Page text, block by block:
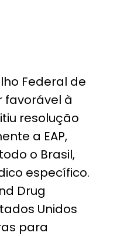
Federal de
favorável à
resolução
a EAP,
o Brasil,
específico.
Drug
Unidos
para